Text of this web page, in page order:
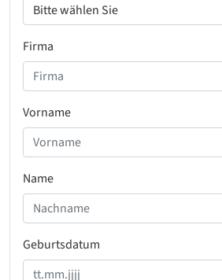
Firma
Vorname
Name
Geburtsdatum